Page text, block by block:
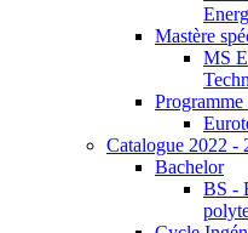
Mastère
MS
Programme
Catalogue 2022 -
Bachelor
BS -